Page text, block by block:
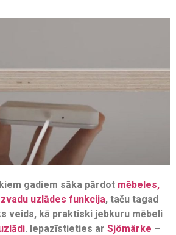
gadiem sāka pārdot mēbeles,
uzlādes funkcija, taču tagad
veids, kā praktiski jebkuru mēbeli
. Iepazīstieties ar Sjömärke –